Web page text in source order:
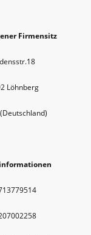
Firmensitz
Löhnberg